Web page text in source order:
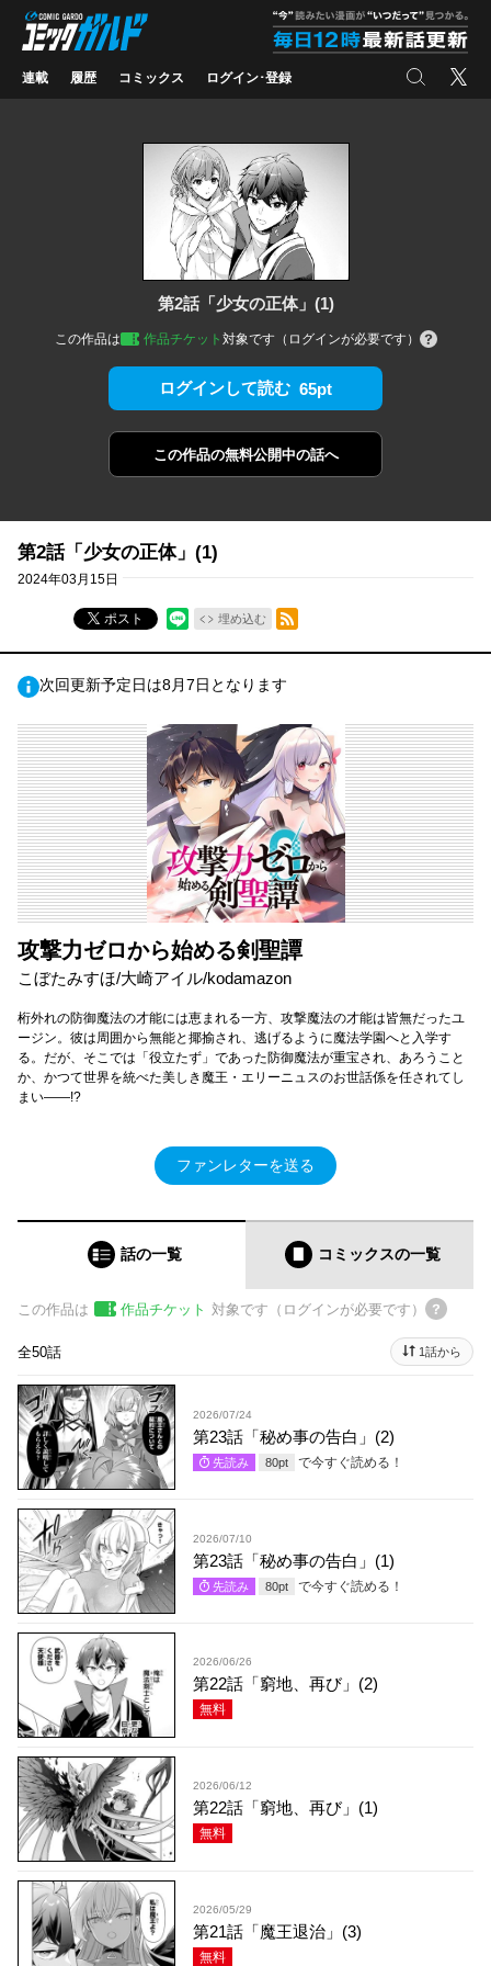
コミックガルド
連載 履歴 コミックス ログイン･登録 検索 X
第2話「少女の正体」(1)
この作品は 作品チケット 対象です（ログインが必要です）
ログインして読む 65pt
この作品の無料公開中の話へ
第2話「少女の正体」(1)
2024年03月15日
ポスト 埋め込む
RSSフィード
次回更新予定日は8月7日となります
攻撃力ゼロから始める剣聖譚
こぼたみすほ/大崎アイル/kodamazon
桁外れの防御魔法の才能には恵まれる一方、攻撃魔法の才能は皆無だったユ
ージン。彼は周囲から無能と揶揄され、逃げるように魔法学園へと入学す
る。だが、そこでは「役立たず」であった防御魔法が重宝され、あろうこと
か、かつて世界を統べた美しき魔王・エリーニュスのお世話係を任されてし
まい――!?
ファンレターを送る
話の一覧 コミックスの一覧
この作品は 作品チケット 対象です（ログインが必要です）
全50話 1話から
2026/07/24
第23話「秘め事の告白」(2)
先読み 80pt で今すぐ読める！
2026/07/10
第23話「秘め事の告白」(1)
先読み 80pt で今すぐ読める！
2026/06/26
第22話「窮地、再び」(2)
無料
2026/06/12
第22話「窮地、再び」(1)
無料
2026/05/29
第21話「魔王退治」(3)
無料